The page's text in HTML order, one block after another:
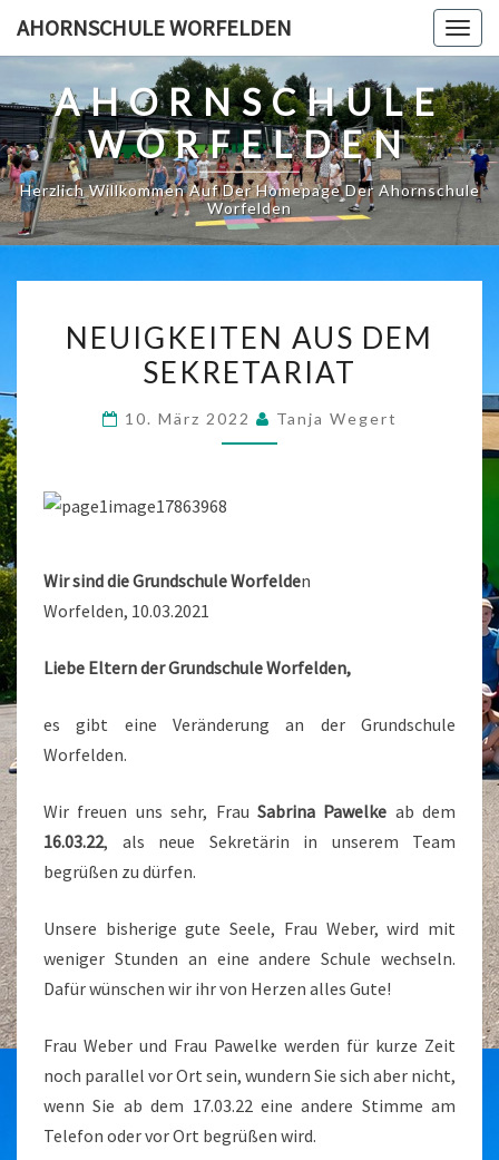
AHORNSCHULE WORFELDEN
AHORNSCHULE
WORFELDEN
Herzlich Willkommen Auf Der Homepage Der Ahornschule
Worfelden
AUS
DEM
NEUIGKEITEN AUS DEM
SEKRETARIAT
10. März 2022 Tanja Wegert
Wir sind die Grundschule Worfelden
Worfelden, 10.03.2021
Liebe Eltern der Grundschule Worfelden,
es gibt eine Veränderung an der Grundschule
Worfelden.
Wir freuen uns sehr, Frau Sabrina Pawelke ab dem
16.03.22, als neue Sekretärin in unserem Team
begrüßen zu dürfen.
Unsere bisherige gute Seele, Frau Weber, wird mit
weniger Stunden an eine andere Schule wechseln.
Dafür wünschen wir ihr von Herzen alles Gute!
Frau Weber und Frau Pawelke werden für kurze Zeit
noch parallel vor Ort sein, wundern Sie sich aber nicht,
wenn Sie ab dem 17.03.22 eine andere Stimme am
Telefon oder vor Ort begrüßen wird.